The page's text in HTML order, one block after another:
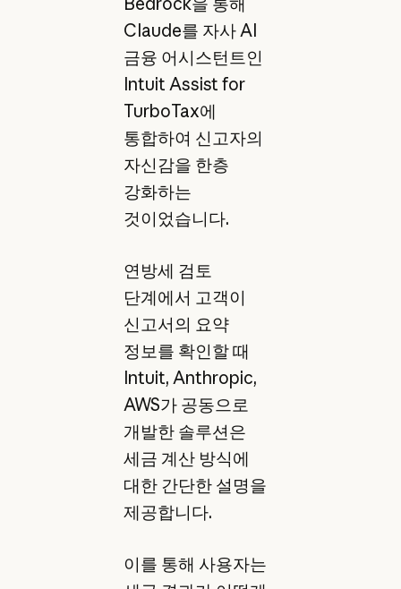
Claude를 자사 AI
금융 어시스턴트인
Intuit Assist for
TurboTax에
통합하여 신고자의
자신감을 한층
강화하는
것이었습니다.
연방세 검토
단계에서 고객이
신고서의 요약
정보를 확인할 때
Intuit, Anthropic,
AWS가 공동으로
개발한 솔루션은
세금 계산 방식에
대한 간단한 설명을
제공합니다.
이를 통해 사용자는